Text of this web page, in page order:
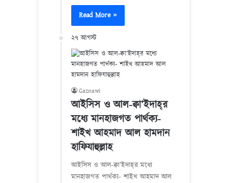
Read More »
২৭ আগস্ট
Gaznawi
আইসিস ও আল-ক্বা’ইদাহ্‌র
মধ্যে মানহাজগত পার্থক্য-
শাইখ আহমাদ আল হামদান
হাফিযাহুল্লাহ
আইসিস ও আল-ক্বা’ইদাহ্‌র মধ্যে
মানহাজগত পার্থক্য- শাইখ আহমাদ আল